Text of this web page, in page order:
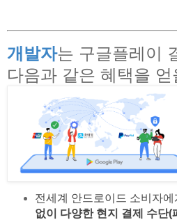
개발자는 구글플레이
다음과 같은 혜택을
전세계 안드로이드 소비자에
없이 다양한 현지 결제 수단(